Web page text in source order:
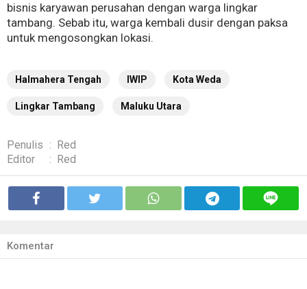
bisnis karyawan perusahan dengan warga lingkar
tambang. Sebab itu, warga kembali dusir dengan paksa
untuk mengosongkan lokasi.
Halmahera Tengah IWIP Kota Weda
Lingkar Tambang Maluku Utara
Penulis : Red
Editor
: Red
Komentar